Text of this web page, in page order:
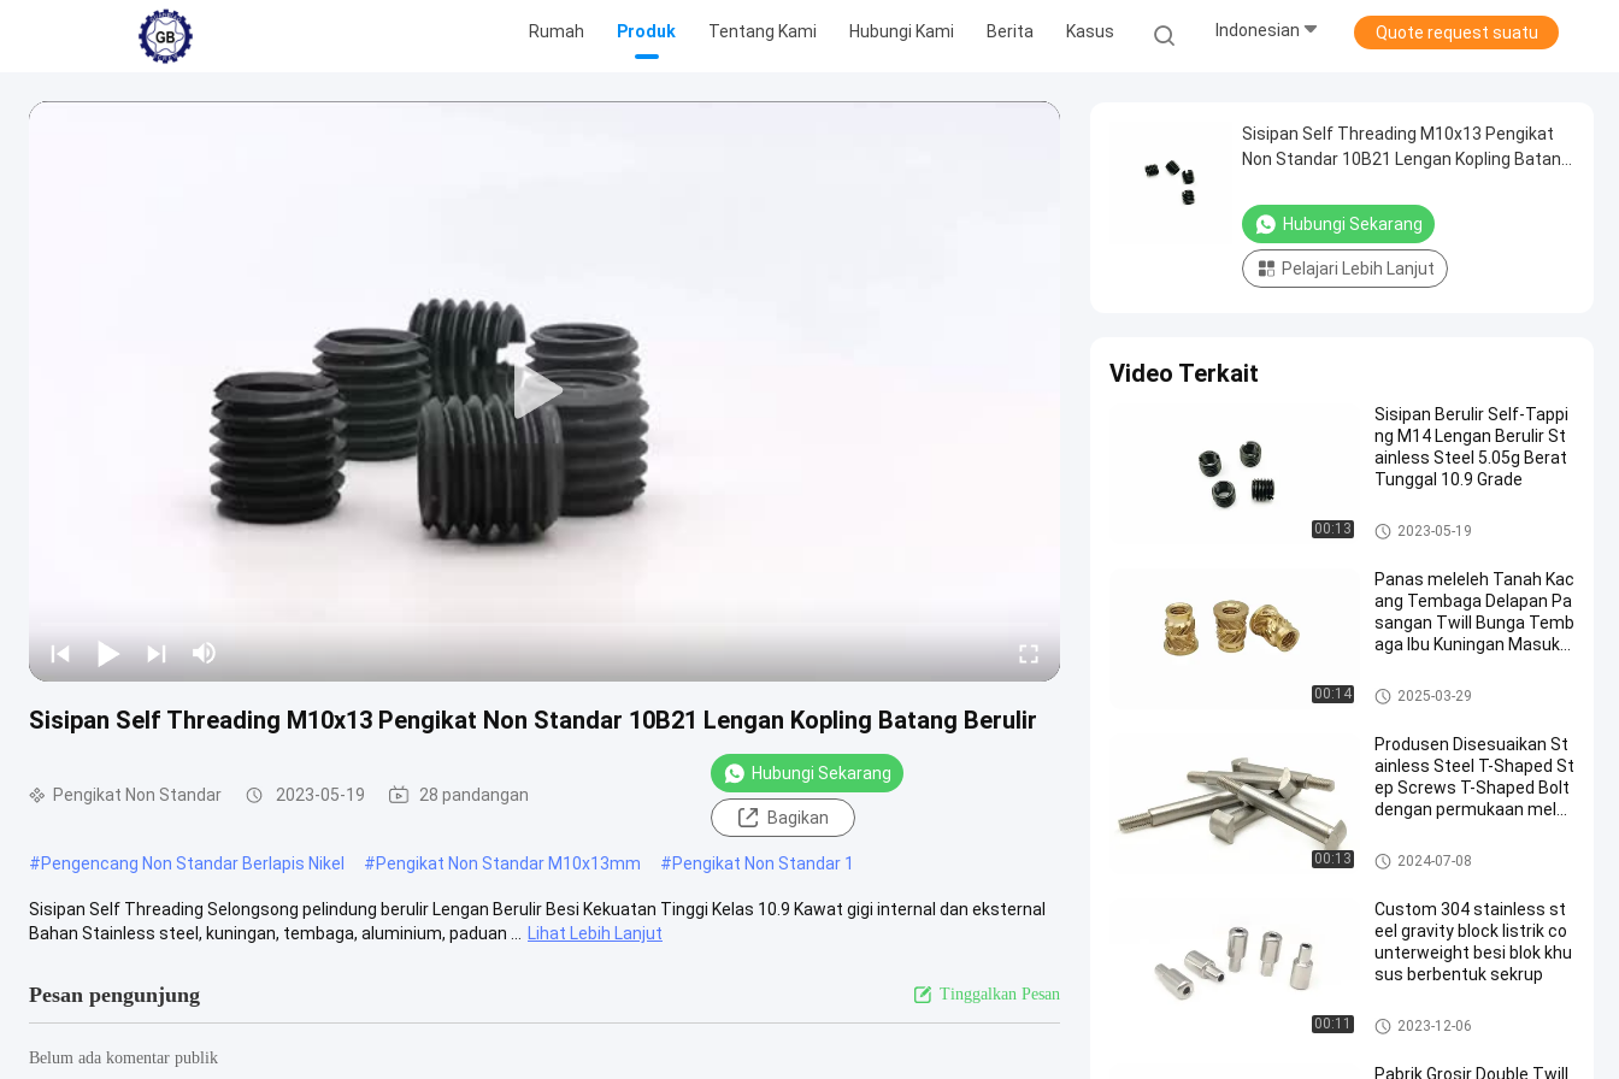
Rumah Produk Tentang Kami Hubungi Kami Berita Kasus Indonesian Quote request suatu
Sisipan Self Threading M10x13 Pengikat Non Standar 10B21 Lengan Kopling Batang Berulir
Pengikat Non Standar 2023-05-19 28 pandangan
Hubungi Sekarang
Bagikan
#Pengencang Non Standar Berlapis Nikel #Pengikat Non Standar M10x13mm #Pengikat Non Standar 1
Sisipan Self Threading Selongsong pelindung berulir Lengan Berulir Besi Kekuatan Tinggi Kelas 10.9 Kawat gigi internal dan eksternal
Bahan Stainless steel, kuningan, tembaga, aluminium, paduan ...
Lihat Lebih Lanjut
Pesan pengunjung Tinggalkan Pesan
Belum ada komentar publik
Sisipan Self Threading M10x13 Pengikat
Non Standar 10B21 Lengan Kopling Batang
Hubungi Sekarang
Pelajari Lebih Lanjut
Video Terkait
00:13
Sisipan Berulir Self-Tappi
ng M14 Lengan Berulir St
ainless Steel 5.05g Berat
Tunggal 10.9 Grade
Pengikat Non Standar
2023-05-19
00:14
Panas meleleh Tanah Kac
ang Tembaga Delapan Pa
sangan Twill Bunga Temb
aga Ibu Kuningan Masukk
si Kacang Tembaga Terk
elupas
Pengikat Non Standar
2025-03-29
00:13
Produsen Disesuaikan St
ainless Steel T-Shaped St
ep Screws T-Shaped Bolt
dengan permukaan mele
Pengikat Non Standar
2024-07-08
00:11
Custom 304 stainless st
eel gravity block listrik co
unterweight besi blok khu
sus berbentuk sekrup
Pengikat Non Standar
2023-12-06
Pabrik Grosir Double Twill